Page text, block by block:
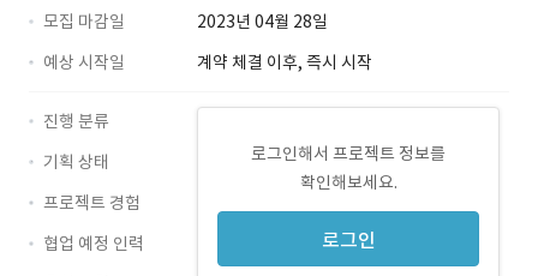
모집 마감일
2023년 04월 28일
예상 시작일
계약 체결 이후, 즉시 시작
로그인해서 프로젝트 정보를
확인해보세요.
로그인
진행 분류
기획 상태
프로젝트 경험
협업 예정 인력